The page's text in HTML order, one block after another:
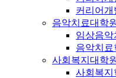
커리어
음악치료대학원
임상음
음악치
사회복지대학원
사회복지